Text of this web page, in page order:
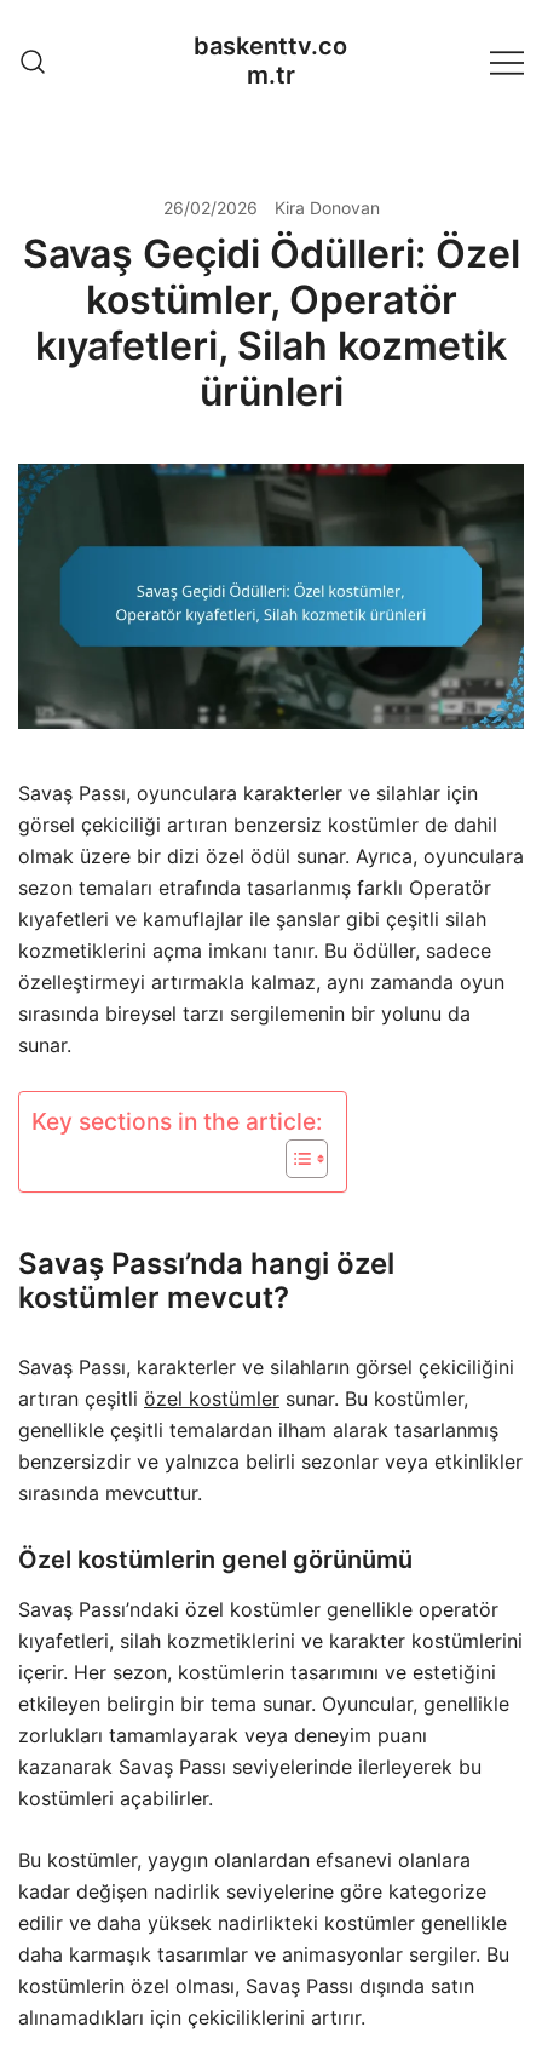
content
baskenttv.co
m.tr
26/02/2026 Kira Donovan
Savaş Geçidi Ödülleri: Özel
kostümler, Operatör
kıyafetleri, Silah kozmetik
ürünleri
Savaş Passı, oyunculara karakterler ve silahlar için
görsel çekiciliği artıran benzersiz kostümler de dahil
olmak üzere bir dizi özel ödül sunar. Ayrıca, oyunculara
sezon temaları etrafında tasarlanmış farklı Operatör
kıyafetleri ve kamuflajlar ile şanslar gibi çeşitli silah
kozmetiklerini açma imkanı tanır. Bu ödüller, sadece
özelleştirmeyi artırmakla kalmaz, aynı zamanda oyun
sırasında bireysel tarzı sergilemenin bir yolunu da
sunar.
Key sections in the article:
Savaş Passı’nda hangi özel
kostümler mevcut?
Savaş Passı, karakterler ve silahların görsel çekiciliğini
artıran çeşitli özel kostümler sunar. Bu kostümler,
genellikle çeşitli temalardan ilham alarak tasarlanmış
benzersizdir ve yalnızca belirli sezonlar veya etkinlikler
sırasında mevcuttur.
Özel kostümlerin genel görünümü
Savaş Passı’ndaki özel kostümler genellikle operatör
kıyafetleri, silah kozmetiklerini ve karakter kostümlerini
içerir. Her sezon, kostümlerin tasarımını ve estetiğini
etkileyen belirgin bir tema sunar. Oyuncular, genellikle
zorlukları tamamlayarak veya deneyim puanı
kazanarak Savaş Passı seviyelerinde ilerleyerek bu
kostümleri açabilirler.
Bu kostümler, yaygın olanlardan efsanevi olanlara
kadar değişen nadirlik seviyelerine göre kategorize
edilir ve daha yüksek nadirlikteki kostümler genellikle
daha karmaşık tasarımlar ve animasyonlar sergiler. Bu
kostümlerin özel olması, Savaş Passı dışında satın
alınamadıkları için çekiciliklerini artırır.